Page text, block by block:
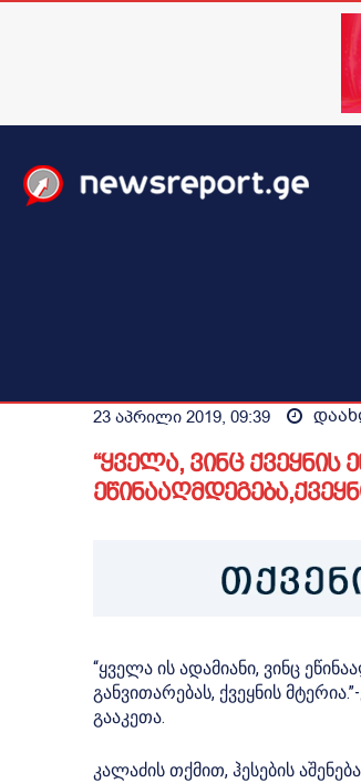
23 აპრილი 2019, 09:39
“ყველა, ვინც
“ყველა ის ადამიანი, ვინც
განვითარებას, ქვეყნის
გააკეთა.
კალაძის თქმით, ჰესების